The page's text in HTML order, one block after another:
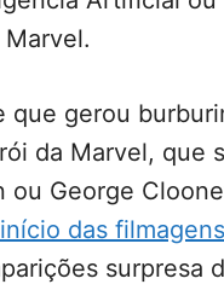
que gerou
da Marvel, que
ou George
das filmagens
surpresa